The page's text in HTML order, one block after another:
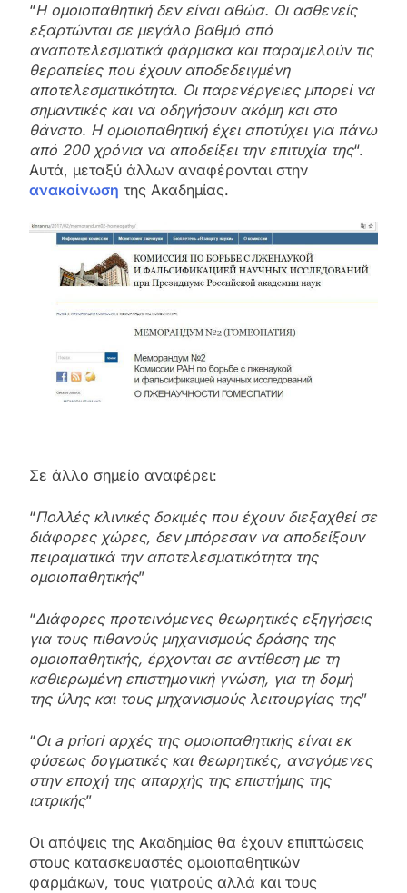
“Η ομοιοπαθητική δεν είναι αθώα. Οι ασθενείς
εξαρτώνται σε μεγάλο βαθμό από
αναποτελεσματικά φάρμακα και παραμελούν τις
θεραπείες που έχουν αποδεδειγμένη
αποτελεσματικότητα. Οι παρενέργειες μπορεί να
σημαντικές και να οδηγήσουν ακόμη και στο
θάνατο. Η ομοιοπαθητική έχει αποτύχει για πάνω
από 200 χρόνια να αποδείξει την επιτυχία της“.
Αυτά, μεταξύ άλλων αναφέρονται στην
ανακοίνωση της Ακαδημίας.
Σε άλλο σημείο αναφέρει:
“Πολλές κλινικές δοκιμές που έχουν διεξαχθεί σε
διάφορες χώρες, δεν μπόρεσαν να αποδείξουν
πειραματικά την αποτελεσματικότητα της
ομοιοπαθητικής”
“Διάφορες προτεινόμενες θεωρητικές εξηγήσεις
για τους πιθανούς μηχανισμούς δράσης της
ομοιοπαθητικής, έρχονται σε αντίθεση με τη
καθιερωμένη επιστημονική γνώση, για τη δομή
της ύλης και τους μηχανισμούς λειτουργίας της”
“Οι a priori αρχές της ομοιοπαθητικής είναι εκ
φύσεως δογματικές και θεωρητικές, αναγόμενες
στην εποχή της απαρχής της επιστήμης της
ιατρικής”
Οι απόψεις της Ακαδημίας θα έχουν επιπτώσεις
στους κατασκευαστές ομοιοπαθητικών
φαρμάκων, τους γιατρούς αλλά και τους